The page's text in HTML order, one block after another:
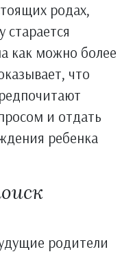
родах,
как можно более
что
и отдать
ребенка
родители